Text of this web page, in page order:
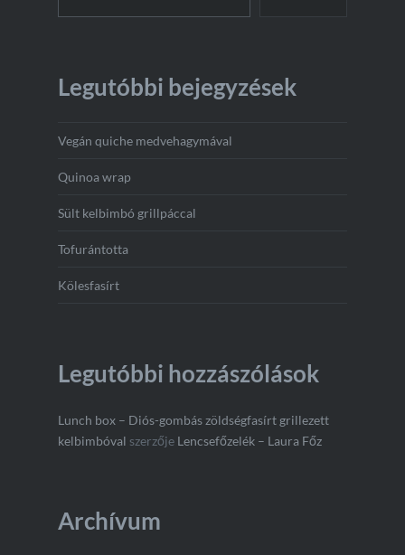
Legutóbbi bejegyzések
Vegán quiche medvehagymával
Quinoa wrap
Sült kelbimbó grillpáccal
Tofurántotta
Kölesfasírt
Legutóbbi hozzászólások
Lunch box – Diós-gombás zöldségfasírt grillezett
kelbimbóval szerzője Lencsefőzelék – Laura Főz
Archívum